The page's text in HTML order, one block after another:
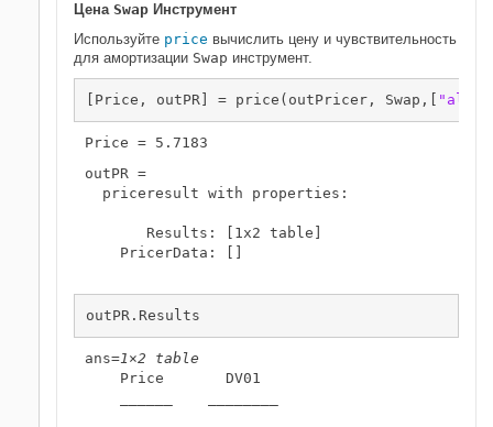
Цена Swap Инструмент
Используйте price вычислить цену и чувствительность
для амортизации Swap инструмент.
[Price, outPR] = price(outPricer, Swap,[ "all"
outPR =
  priceresult with properties:
       Results: [1x2 table]
    PricerData: []
outPR.Results
ans=1×2 table
    Price       DV01